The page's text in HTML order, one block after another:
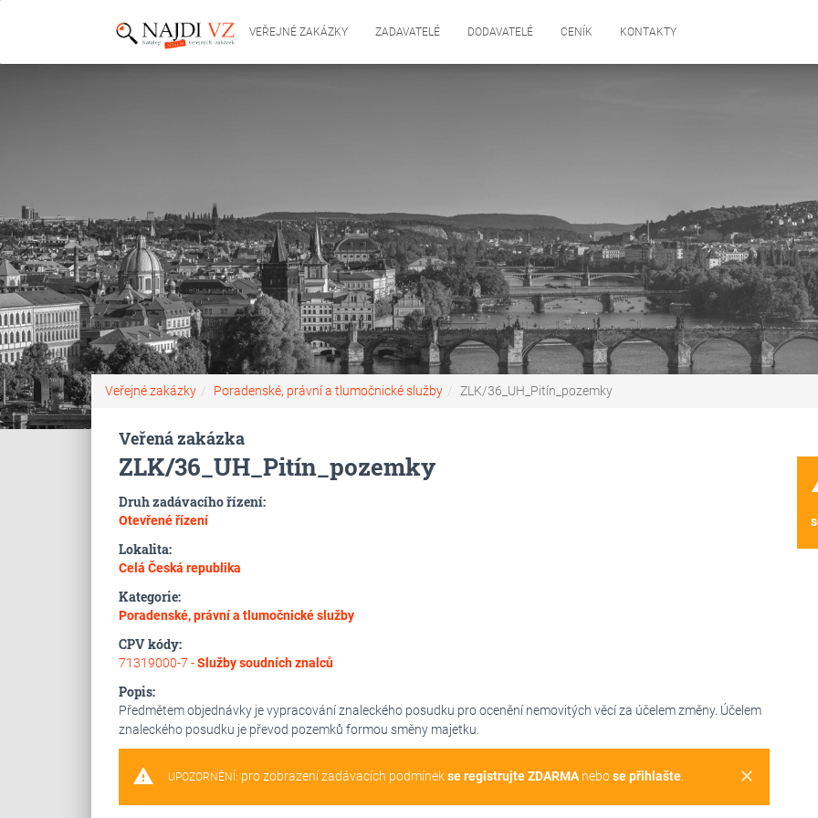
VEŘEJNÉ ZAKÁZKY ZADAVATELÉ DODAVATELÉ CENÍK KONTAKTY
Veřejné zakázky Poradenské, právní a tlumočnické služby ZLK/36_UH_Pitín_pozemky
Veřená zakázka
ZLK/36_UH_Pitín_pozemky
Druh zadávacího řízení:
Otevřené řízení
Lokalita:
Celá Česká republika
Kategorie:
Poradenské, právní a tlumočnické služby
CPV kódy:
71319000-7 -Služby soudních znalců
Popis:
Předmětem objednávky je vypracování znaleckého posudku pro ocenění nemovitých věcí za účelem změny. Účelem
znaleckého posudku je převod pozemků formou směny majetku.
warning clear
UPOZORNĚNÍ: pro zobrazení zadávacích podmínekse registrujte ZDARMAnebose přihlašte.